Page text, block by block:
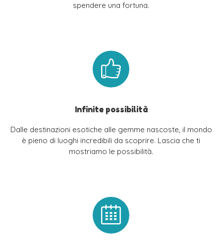
spendere una fortuna.
Infinite possibilità
Dalle destinazioni esotiche alle gemme nascoste, il mondo
è pieno di luoghi incredibili da scoprire. Lascia che ti
mostriamo le possibilità.